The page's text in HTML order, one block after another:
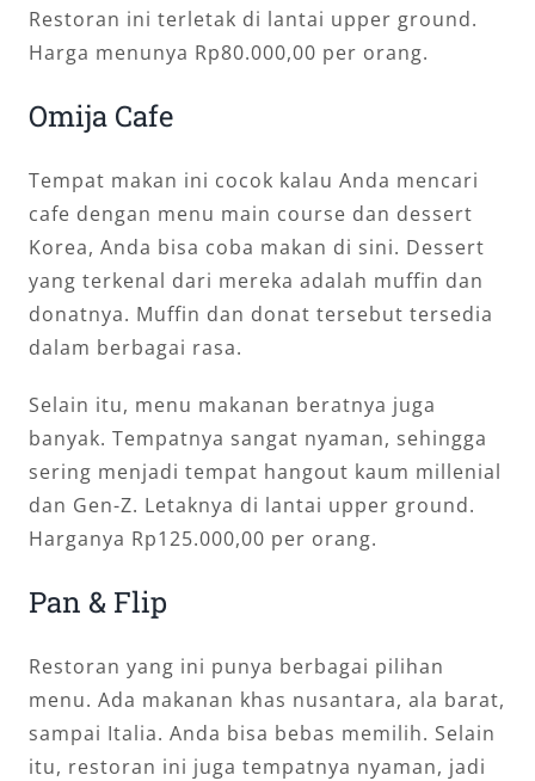
Restoran ini terletak di lantai upper ground.
Harga menunya Rp80.000,00 per orang.
Omija Cafe
Tempat makan ini cocok kalau Anda mencari
cafe dengan menu main course dan dessert
Korea, Anda bisa coba makan di sini. Dessert
yang terkenal dari mereka adalah muffin dan
donatnya. Muffin dan donat tersebut tersedia
dalam berbagai rasa.
Selain itu, menu makanan beratnya juga
banyak. Tempatnya sangat nyaman, sehingga
sering menjadi tempat hangout kaum millenial
dan Gen-Z. Letaknya di lantai upper ground.
Harganya Rp125.000,00 per orang.
Pan & Flip
Restoran yang ini punya berbagai pilihan
menu. Ada makanan khas nusantara, ala barat,
sampai Italia. Anda bisa bebas memilih. Selain
itu, restoran ini juga tempatnya nyaman, jadi